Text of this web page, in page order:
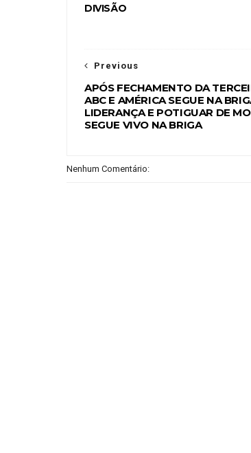
DIVISÃO
Previous
APÓS FECHAMENTO DA
ABC E AMÉRICA SEGUE NA
LIDERANÇA E POTIGUAR DE
SEGUE VIVO NA BRIGA
Nenhum Comentário: